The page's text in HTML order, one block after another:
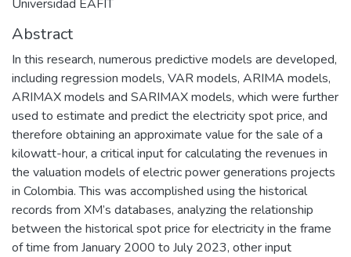
Universidad EAFIT
Abstract
In this research, numerous predictive models are developed,
including regression models, VAR models, ARIMA models,
ARIMAX models and SARIMAX models, which were further
used to estimate and predict the electricity spot price, and
therefore obtaining an approximate value for the sale of a
kilowatt-hour, a critical input for calculating the revenues in
the valuation models of electric power generations projects
in Colombia. This was accomplished using the historical
records from XM’s databases, analyzing the relationship
between the historical spot price for electricity in the frame
of time from January 2000 to July 2023, other input